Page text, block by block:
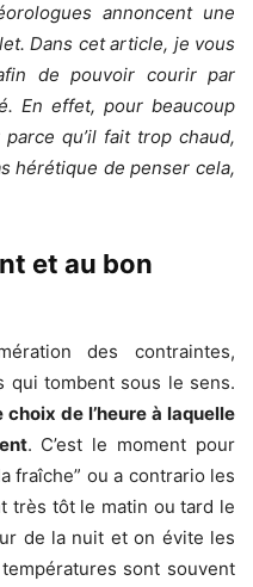
annoncent une
Dans cet article, je vous
de pouvoir courir par
En effet, pour beaucoup
qu’il fait trop chaud,
hérétique de penser cela,
et au bon
des contraintes,
qui tombent sous le sens.
choix de l’heure à laquelle
. C’est le moment pour
fraîche” ou a contrario les
très tôt le matin ou tard le
de la nuit et on évite les
sont souvent